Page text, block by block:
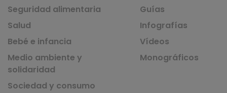
Seguridad alimentaria
Salud
Bebé e infancia
Medio ambiente y
solidaridad
Sociedad y consumo
Guías
Infografías
Vídeos
Monográficos